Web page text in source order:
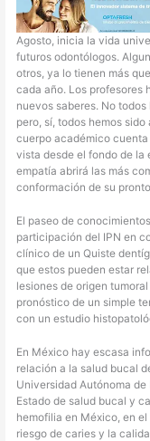
Agosto, inicia la vida
futuros odontólogos.
otros, ya lo tienen más
cada año. Los profesores
nuevos saberes. No
pero, sí, todos hemos
cuerpo académico
vista desde el fondo de la
empatía abrirá las más
conformación de su
El paseo de
participación del IPN en
clínico de un Quiste
que estos pueden estar
lesiones de origen
pronóstico de un simple
con un estudio
En México hay escasa
relación a la salud bucal
Universidad Autónoma
Estado de salud bucal y
hemofilia en México, en
riesgo de caries y la